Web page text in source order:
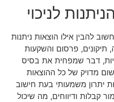
לניכוי
להבין אילו הוצאות ניתנות
תיקונים, פרסום והשקעות
דבר שמפחית את בסיס
מדויק של כל ההוצאות
יתרון משמעותי בעת חישוב
קבלות ודיווחים, מה שיכול